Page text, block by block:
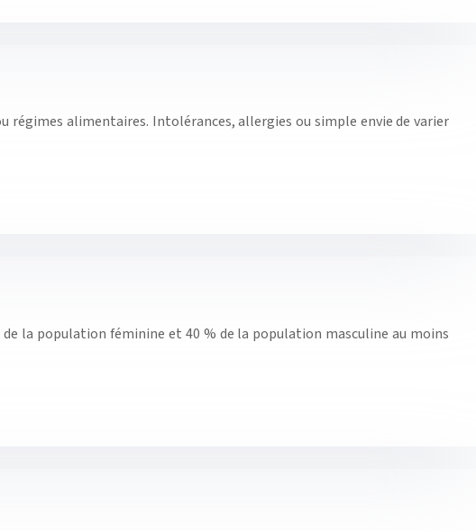
régimes alimentaires. Intolérances, allergies ou simple envie de varier
la population féminine et 40 % de la population masculine au moins